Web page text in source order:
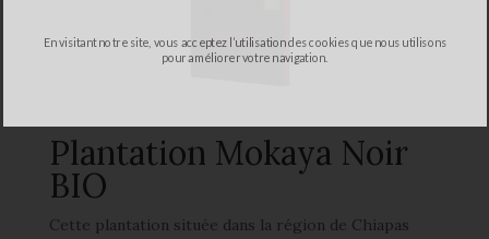
Plantation Mokaya Noir
BIO
Cette plantation située dans la région de Chiapas
En visitant notre site, vous acceptez l’utilisation des cookies que nous utilisons
pour améliorer votre navigation.